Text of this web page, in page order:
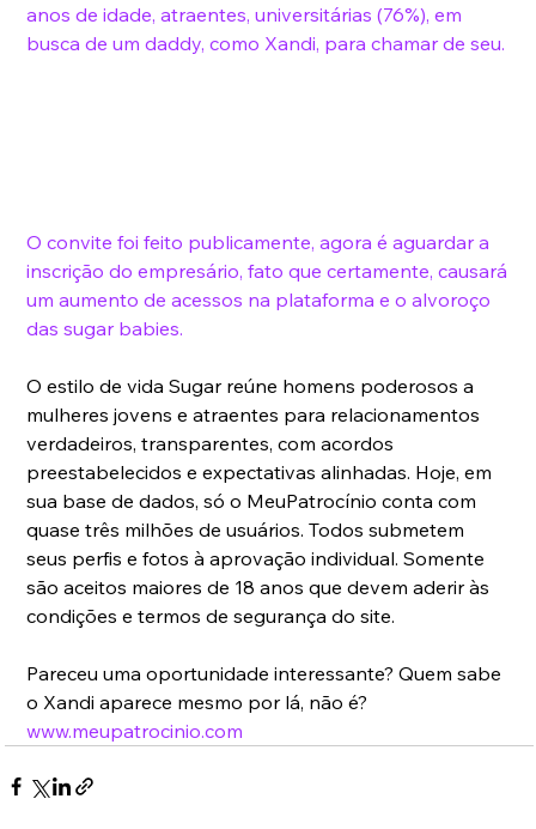
anos de idade, atraentes, universitárias (76%), em
busca de um daddy, como Xandi, para chamar de seu.
O convite foi feito publicamente, agora é aguardar a
inscrição do empresário, fato que certamente, causará
um aumento de acessos na plataforma e o alvoroço
das sugar babies.
O estilo de vida Sugar reúne homens poderosos a
mulheres jovens e atraentes para relacionamentos
verdadeiros, transparentes, com acordos
preestabelecidos e expectativas alinhadas. Hoje, em
sua base de dados, só o MeuPatrocínio conta com
quase três milhões de usuários. Todos submetem
seus perfis e fotos à aprovação individual. Somente
são aceitos maiores de 18 anos que devem aderir às
condições e termos de segurança do site.
Pareceu uma oportunidade interessante? Quem sabe
o Xandi aparece mesmo por lá, não é?
www.meupatrocinio.com